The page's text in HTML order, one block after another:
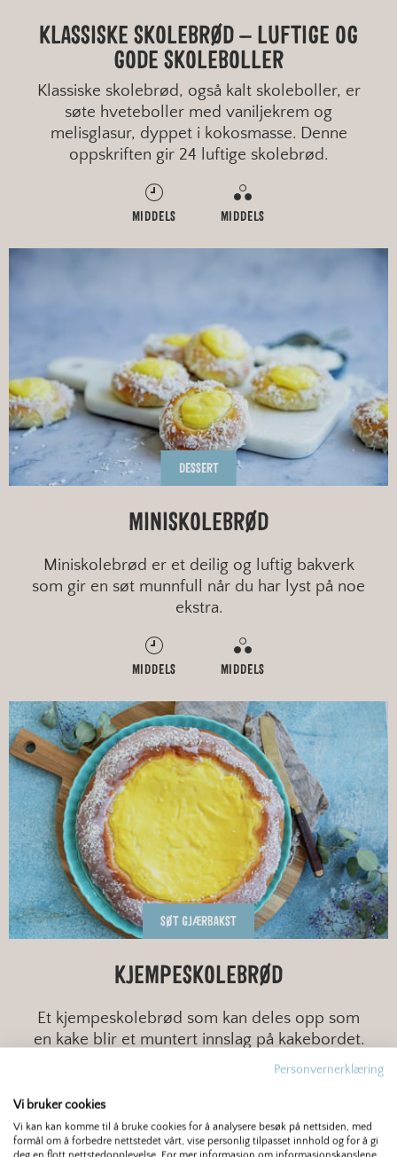
KLASSISKE SKOLEBRØD – LUFTIGE OG
GODE SKOLEBOLLER
Klassiske skolebrød, også kalt skoleboller, er
søte hveteboller med vaniljekrem og
melisglasur, dyppet i kokosmasse. Denne
oppskriften gir 24 luftige skolebrød.
MIDDELS MIDDELS
DESSERT
MINISKOLEBRØD
Miniskolebrød er et deilig og luftig bakverk
som gir en søt munnfull når du har lyst på noe
ekstra.
MIDDELS MIDDELS
SØT GJÆRBAKST
KJEMPESKOLEBRØD
Et kjempeskolebrød som kan deles opp som
en kake blir et muntert innslag på kakebordet.
Kjent og kjært bakverk i størrelse L.
MIDDELS MIDDELS FINT
Personvernerklæring
Vi bruker cookies
Vi kan kan komme til å bruke cookies for å analysere besøk på nettsiden, med
formål om å forbedre nettstedet vårt, vise personlig tilpasset innhold og for å gi